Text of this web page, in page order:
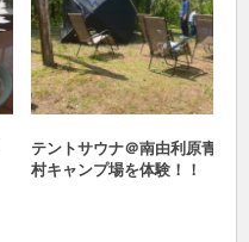
テントサウナ＠南由利原青少
村キャンプ場を体験！！